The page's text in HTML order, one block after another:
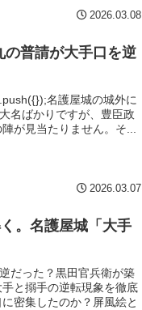
2026.03.08
の普請が大手口を逆
名護屋城の城外に
名ばかりですが、豊臣政
が見当たりません。そ...
2026.03.07
。名護屋城「大手
だった？黒田官兵衛が築
と搦手の逆転現象を徹底
密集したのか？屏風絵と